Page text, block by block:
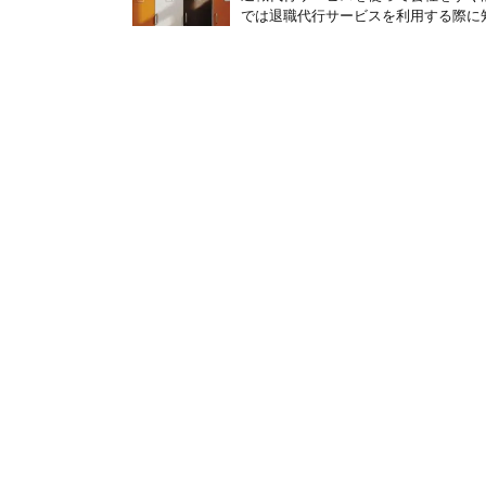
では退職代行サービスを利用する際